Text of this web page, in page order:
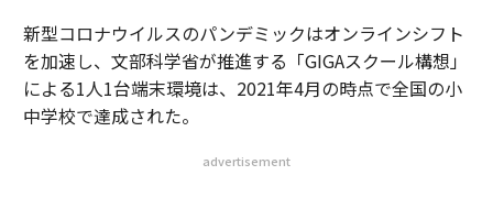
新型コロナウイルスのパンデミックはオンラインシフト
を加速し、文部科学省が推進する「GIGAスクール構想」
による1人1台端末環境は、2021年4月の時点で全国の小
中学校で達成された。
advertisement